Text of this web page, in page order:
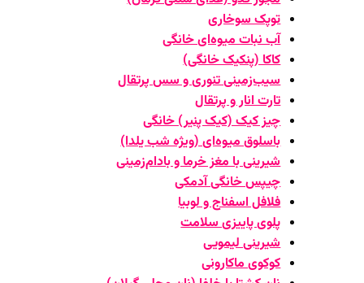
توپک سوخاری
آب نبات میوه‌ای خانگی
کاکا (پنکیک خانگی)
سیب‌زمینی تنوری و سس پرتقال
تارت انار و پرتقال
چیز کیک (کیک پنیر) خانگی
باسلوق میوه‌ای (ویژه شب یلدا)
شیرینی با مغز خرما و بادام‌زمینی
چیپس خانگی آدمکی
فلافل اسفناج و لوبیا
پلوی پاییزی سلامت
شیرینی لیمویی
کوکوی ماکارونی